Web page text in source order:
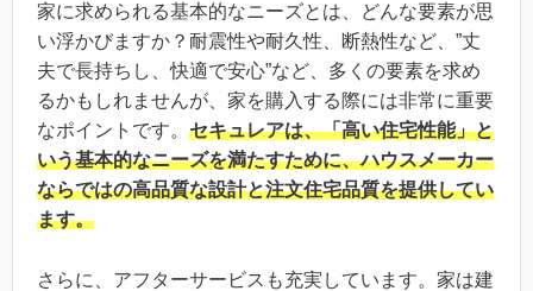
家に求められる基本的なニーズとは、どんな要素が思
い浮かびますか？耐震性や耐久性、断熱性など、”丈
夫で長持ちし、快適で安心”など、多くの要素を求め
るかもしれませんが、家を購入する際には非常に重要
なポイントです。 セキュレアは、「高い住宅性能」と
いう基本的なニーズを満たすために、ハウスメーカー
ならではの高品質な設計と注文住宅品質を提供してい
ます。
さらに、アフターサービスも充実しています。家は建